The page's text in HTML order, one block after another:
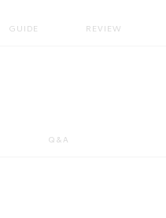
GUIDE REVIEW
Q&A